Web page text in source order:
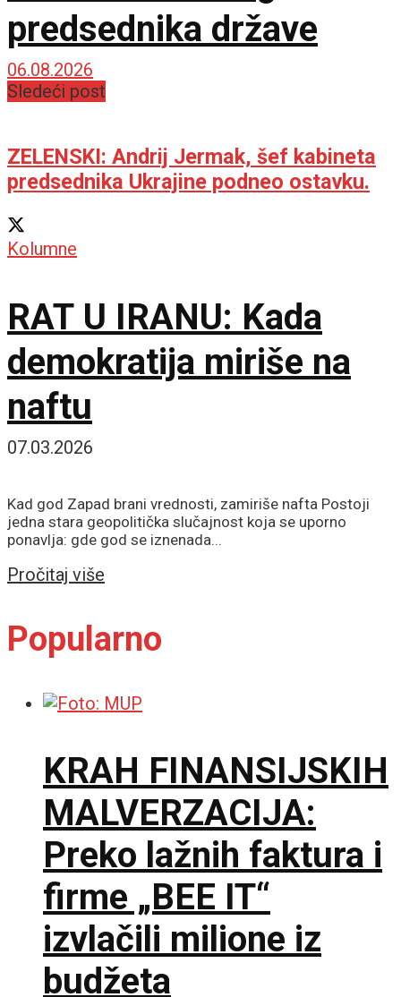
predsednika države
06.08.2026
Sledeći post
ZELENSKI: Andrij Jermak, šef kabineta
predsednika Ukrajine podneo ostavku.
Kolumne
RAT U IRANU: Kada
demokratija miriše na
naftu
07.03.2026
Kad god Zapad brani vrednosti, zamiriše nafta Postoji
jedna stara geopolitička slučajnost koja se uporno
ponavlja: gde god se iznenada...
Pročitaj više
Popularno
KRAH FINANSIJSKIH
MALVERZACIJA:
Preko lažnih faktura i
firme „BEE IT“
izvlačili milione iz
budžeta